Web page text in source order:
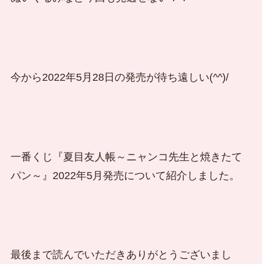
今から2022年5月28日の発売が待ち遠しい(^^)/
一番くじ『夏目友人帳～ニャンコ先生と焼きたて
パン～』2022年5月発売について紹介しました。
最後まで読んでいただきありがとうございまし